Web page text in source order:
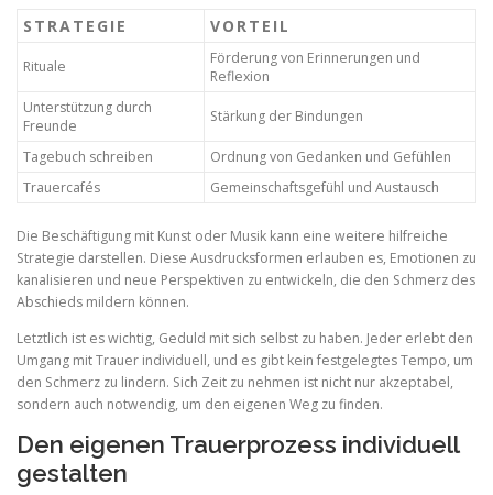
STRATEGIE VORTEIL
Rituale
Förderung von Erinnerungen und
Reflexion
Unterstützung durch
Freunde
Stärkung der Bindungen
Tagebuch schreiben
Ordnung von Gedanken und Gefühlen
Trauercafés
Gemeinschaftsgefühl und Austausch
Die Beschäftigung mit Kunst oder Musik kann eine weitere hilfreiche
Strategie darstellen. Diese Ausdrucksformen erlauben es, Emotionen zu
kanalisieren und neue Perspektiven zu entwickeln, die den Schmerz des
Abschieds mildern können.
Letztlich ist es wichtig, Geduld mit sich selbst zu haben. Jeder erlebt den
Umgang mit Trauer individuell, und es gibt kein festgelegtes Tempo, um
den Schmerz zu lindern. Sich Zeit zu nehmen ist nicht nur akzeptabel,
sondern auch notwendig, um den eigenen Weg zu finden.
Den eigenen Trauerprozess individuell
gestalten